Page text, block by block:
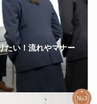
たい！流れやマナー